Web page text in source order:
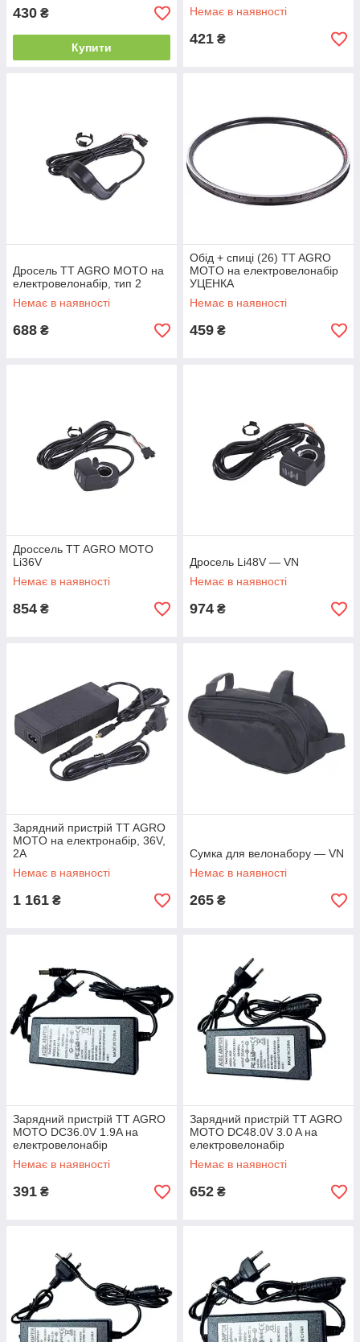
430 ₴
Купити
Немає в наявності
421 ₴
Дросель TT AGRO MOTO на
електровелонабір, тип 2
Немає в наявності
688 ₴
Обід + спиці (26) TT AGRO
MOTO на електровелонабір
УЦЕНКА
Немає в наявності
459 ₴
Дроссель TT AGRO MOTO
Li36V
Немає в наявності
854 ₴
Дросель Li48V — VN
Немає в наявності
974 ₴
Зарядний пристрій TT AGRO
MOTO на електронабір, 36V,
2A
Немає в наявності
1 161 ₴
Сумка для велонабору — VN
Немає в наявності
265 ₴
Зарядний пристрій TT AGRO
MOTO DC36.0V 1.9A на
електровелонабір
Немає в наявності
391 ₴
Зарядний пристрій TT AGRO
MOTO DC48.0V 3.0 A на
електровелонабір
Немає в наявності
652 ₴